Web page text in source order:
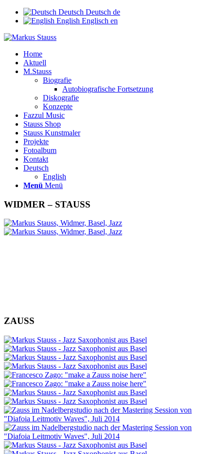
Deutsch Deutsch de
English Englisch en
Home
Aktuell
M.Stauss
Biografie
Autobiografische Fortsetzung
Diskografie
Konzepte
Fazzul Music
Stauss Shop
Stauss Kunstmaler
Projekte
Fotoalbum
Kontakt
Deutsch
English
Menü Menü
WIDMER – STAUSS
ZAUSS